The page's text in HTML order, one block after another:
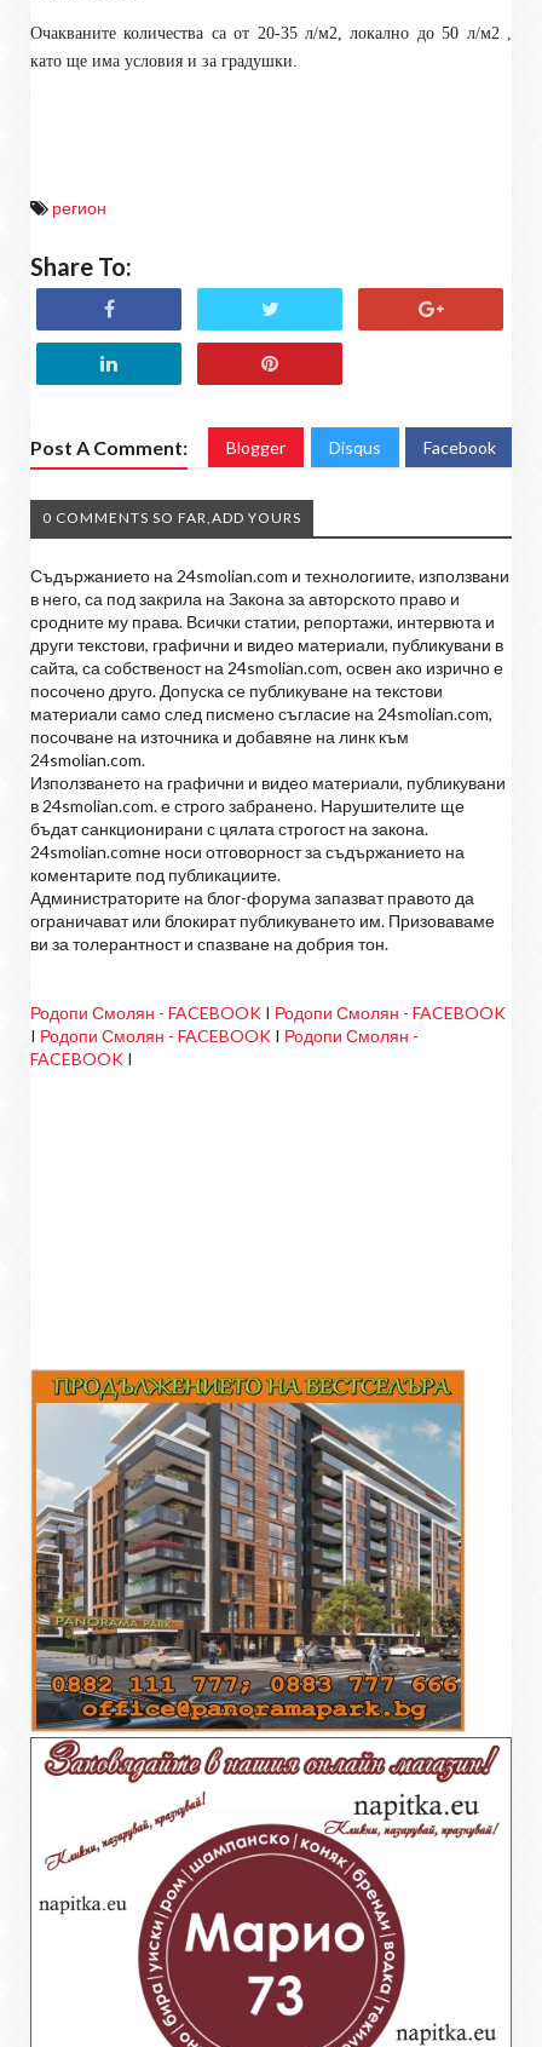
Очакваните количества са от 20-35 л/м2, локално до 50 л/м2 ,
като ще има условия и за градушки.
регион
Share To:
Post A Comment: Blogger Disqus Facebook
0 COMMENTS SO FAR,ADD YOURS
Съдържанието на 24smolian.com и технологиите, използвани
в него, са под закрила на Закона за авторското право и
сродните му права. Всички статии, репортажи, интервюта и
други текстови, графични и видео материали, публикувани в
сайта, са собственост на 24smolian.com, освен ако изрично е
посочено друго. Допуска се публикуване на текстови
материали само след писмено съгласие на 24smolian.com,
посочване на източника и добавяне на линк към
24smolian.com.
Използването на графични и видео материали, публикувани
в 24smolian.com. е строго забранено. Нарушителите ще
бъдат санкционирани с цялата строгост на закона.
24smolian.comне носи отговорност за съдържанието на
коментарите под публикациите.
Администраторите на блог-форума запазват правото да
ограничават или блокират публикуването им. Призоваваме
ви за толерантност и спазване на добрия тон.
Родопи Смолян - FACEBOOK I Родопи Смолян - FACEBOOK
I Родопи Смолян - FACEBOOK I Родопи Смолян -
FACEBOOK I